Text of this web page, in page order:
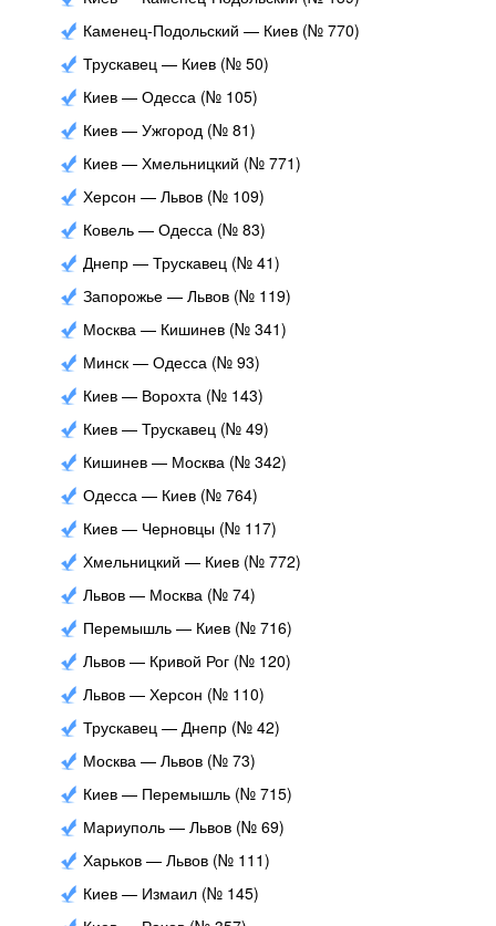
Каменец-Подольский — Киев (№ 770)
Трускавец — Киев (№ 50)
Киев — Одесса (№ 105)
Киев — Ужгород (№ 81)
Киев — Хмельницкий (№ 771)
Херсон — Львов (№ 109)
Ковель — Одесса (№ 83)
Днепр — Трускавец (№ 41)
Запорожье — Львов (№ 119)
Москва — Кишинев (№ 341)
Минск — Одесса (№ 93)
Киев — Ворохта (№ 143)
Киев — Трускавец (№ 49)
Кишинев — Москва (№ 342)
Одесса — Киев (№ 764)
Киев — Черновцы (№ 117)
Хмельницкий — Киев (№ 772)
Львов — Москва (№ 74)
Перемышль — Киев (№ 716)
Львов — Кривой Рог (№ 120)
Львов — Херсон (№ 110)
Трускавец — Днепр (№ 42)
Москва — Львов (№ 73)
Киев — Перемышль (№ 715)
Мариуполь — Львов (№ 69)
Харьков — Львов (№ 111)
Киев — Измаил (№ 145)